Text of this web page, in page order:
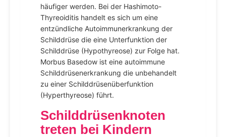
häufiger werden. Bei der Hashimoto-
Thyreoiditis handelt es sich um eine
entzündliche Autoimmunerkrankung der
Schilddrüse die eine Unterfunktion der
Schilddrüse (Hypothyreose) zur Folge hat.
Morbus Basedow ist eine autoimmune
Schilddrüsenerkrankung die unbehandelt
zu einer Schilddrüsenüberfunktion
(Hyperthyreose) führt.
Schilddrüsenknoten
treten bei Kindern